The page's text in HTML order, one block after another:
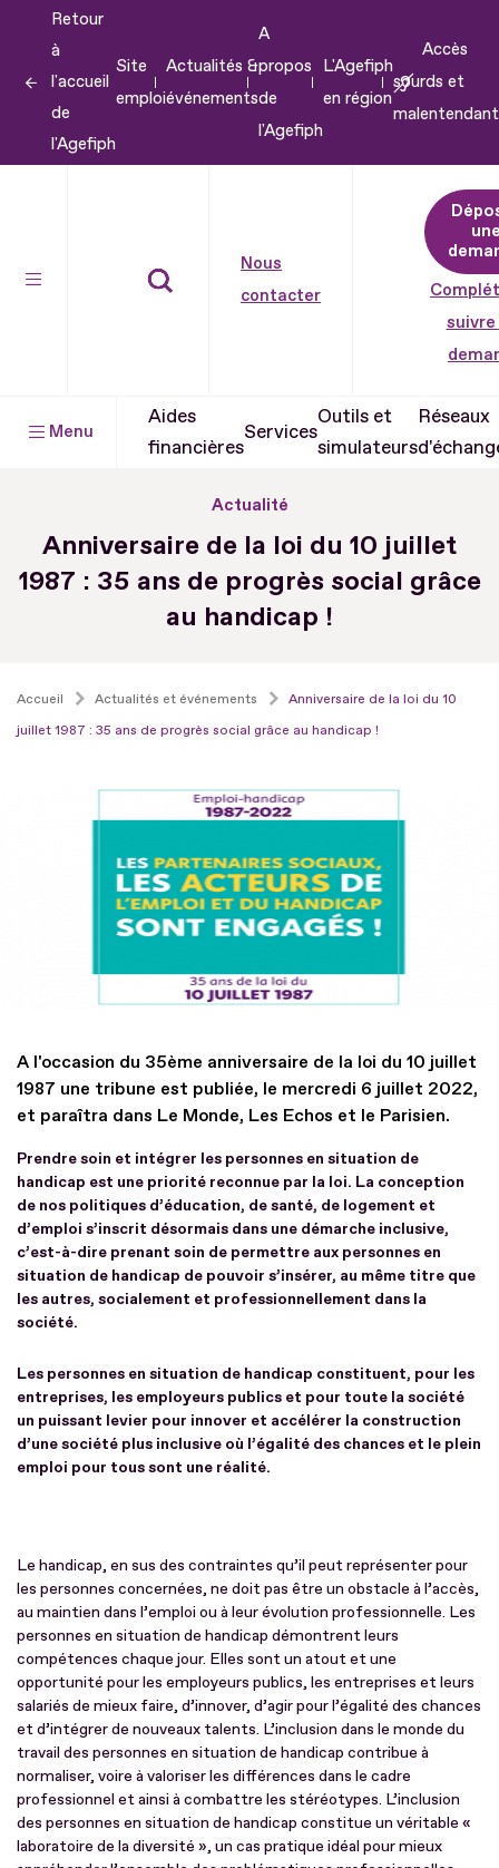
contenu
Retour
à
l'accueil
de
l'Agefiph
Site
emploi
Actualités &
événements
A
propos
de
l'Agefiph
L'Agefiph
en région
Accès
sourds et
Nous
contacter
suivre
Menu
Aides
financières
Services
Outils et
simulateurs
Réseaux
Actualité
Anniversaire de la loi du 10 juillet
1987 : 35 ans de progrès social grâce
au handicap !
Accueil Actualités et événements
Anniversaire de la loi du 10
juillet 1987 : 35 ans de progrès social grâce au handicap !
A l'occasion du 35ème anniversaire de la loi du 10 juillet
1987 une tribune est publiée, le mercredi 6 juillet 2022,
et paraîtra dans Le Monde, Les Echos et le Parisien.
Prendre soin et intégrer les personnes en situation de
handicap est une priorité reconnue par la loi. La conception
de nos politiques d’éducation, de santé, de logement et
d’emploi s’inscrit désormais dans une démarche inclusive,
c’est-à-dire prenant soin de permettre aux personnes en
situation de handicap de pouvoir s’insérer, au même titre que
les autres, socialement et professionnellement dans la
société.
Les personnes en situation de handicap constituent, pour les
entreprises, les employeurs publics et pour toute la société
un puissant levier pour innover et accélérer la construction
d’une société plus inclusive où l’égalité des chances et le plein
emploi pour tous sont une réalité.
Le handicap, en sus des contraintes qu’il peut représenter pour
les personnes concernées, ne doit pas être un obstacle à l’accès,
au maintien dans l’emploi ou à leur évolution professionnelle. Les
personnes en situation de handicap démontrent leurs
compétences chaque jour. Elles sont un atout et une
opportunité pour les employeurs publics, les entreprises et leurs
salariés de mieux faire, d’innover, d’agir pour l’égalité des chances
et d’intégrer de nouveaux talents. L’inclusion dans le monde du
travail des personnes en situation de handicap contribue à
normaliser, voire à valoriser les différences dans le cadre
professionnel et ainsi à combattre les stéréotypes. L’inclusion
des personnes en situation de handicap constitue un véritable «
laboratoire de la diversité », un cas pratique idéal pour mieux